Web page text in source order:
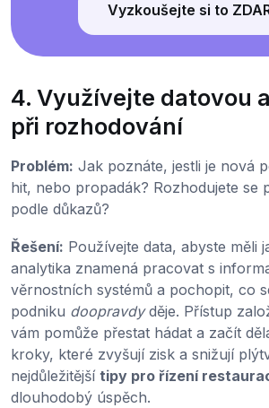
Vyzkoušejte si to
4. Využívejte datovou
při rozhodování
Problém: Jak poznáte, jestli je nová
hit, nebo propadák? Rozhodujete se
podle důkazů?
Řešení: Používejte data, abyste měli
analytika znamená pracovat s
věrnostních systémů a pochopit, co
podniku doopravdyděje. Přístup
vám pomůže přestat hádat a začít
kroky, které zvyšují zisk a snižují
nejdůležitější tipy pro řízení
dlouhodobý úspěch.